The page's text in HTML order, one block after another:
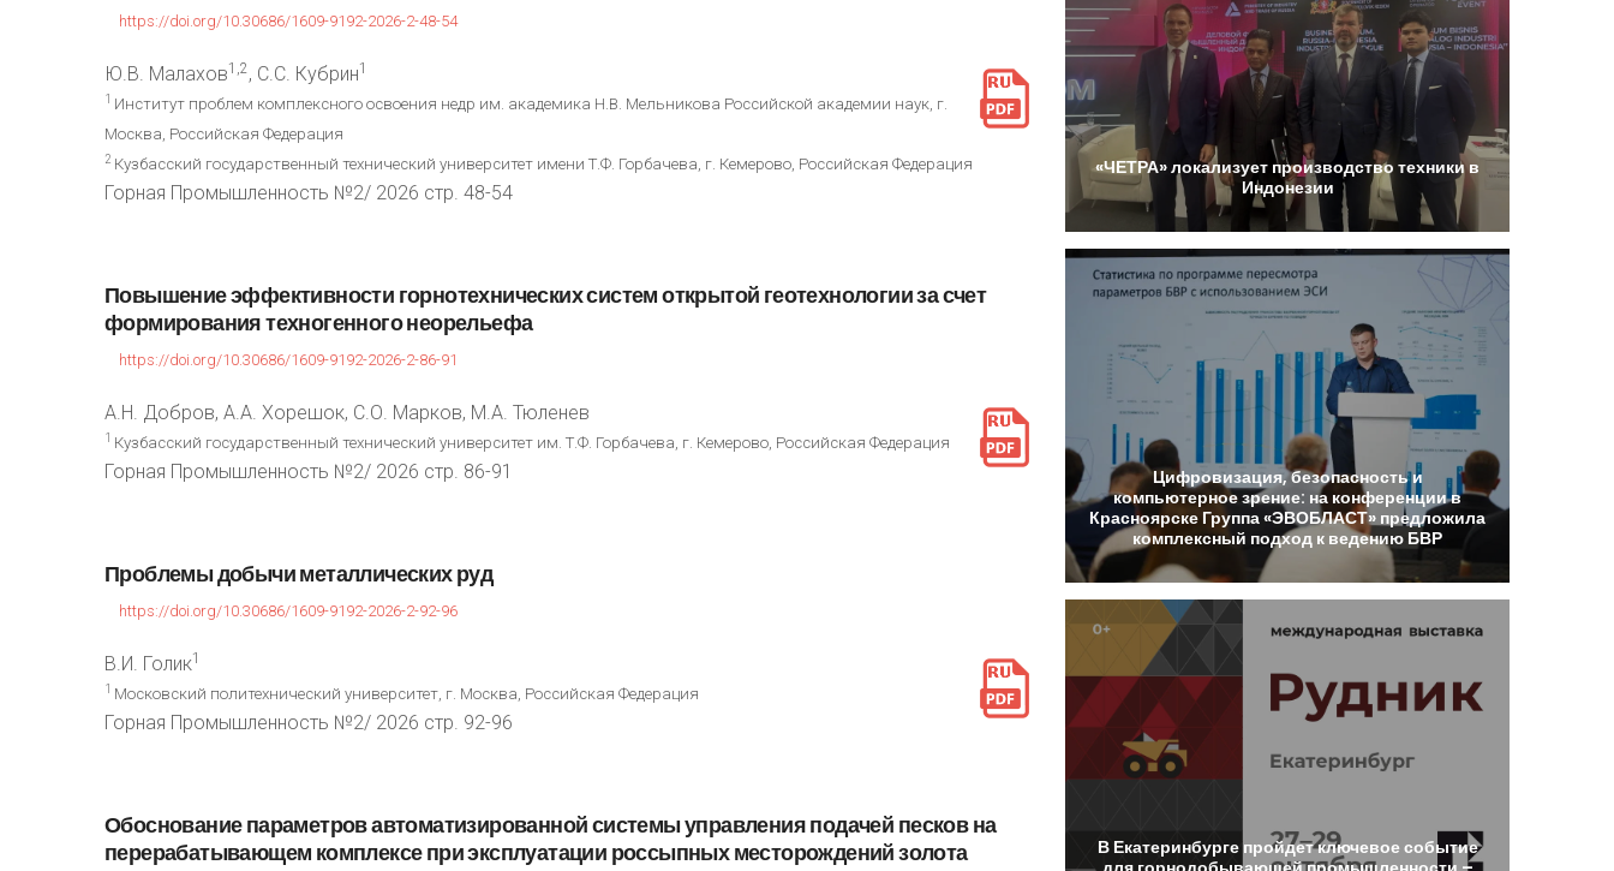
https://doi.org/10.30686/1609-9192-2026-2-48-54
Ю.В. Малахов1,2, С.С. Кубрин1
1 Институт проблем комплексного освоения недр им. академика Н.В. Мельникова Российской академии наук, г.
Москва, Российская Федерация
2 Кузбасский государственный технический университет имени Т.Ф. Горбачева, г. Кемерово, Российская Федерация
Горная Промышленность №2/ 2026 стр. 48-54
Повышениеэффективности горнотехническихсистемоткрытой геотехнологиизасчет
формированиятехногенногонеорельефа
https://doi.org/10.30686/1609-9192-2026-2-86-91
А.Н. Добров, А.А. Хорешок, С.О. Марков, М.А. Тюленев
1 Кузбасский государственный технический университет им. Т.Ф. Горбачева, г. Кемерово, Российская Федерация
Горная Промышленность №2/ 2026 стр. 86-91
Проблемыдобычиметаллическихруд
https://doi.org/10.30686/1609-9192-2026-2-92-96
В.И. Голик1
1 Московский политехнический университет, г. Москва, Российская Федерация
Горная Промышленность №2/ 2026 стр. 92-96
Обоснованиепараметровавтоматизированнойсистемыуправленияподачей песковна
перерабатывающем комплексеприэксплуатации россыпныхместорожденийзолота
«ЧЕТРА»локализует производство техникив
Индонезии
Цифровизация,безопасностьи
компьютерноезрение: на конференциив
Красноярске Группа«ЭВОБЛАСТ» предложила
комплексный подход к ведению БВР
В Екатеринбурге пройдетключевоесобытие